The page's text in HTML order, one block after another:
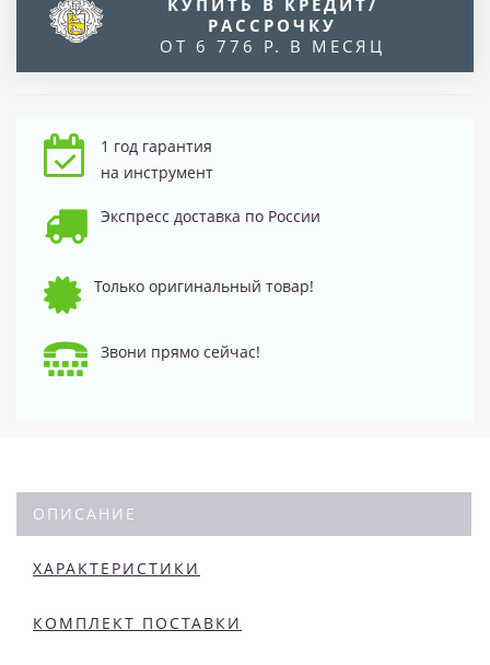
РАССРОЧКУ
ОТ 6 776 Р. В МЕСЯЦ
1 год гарантия
на инструмент
Экспресс доставка по России
Только оригинальный товар!
Звони прямо сейчас!
ОПИСАНИЕ
ХАРАКТЕРИСТИКИ
КОМПЛЕКТ ПОСТАВКИ